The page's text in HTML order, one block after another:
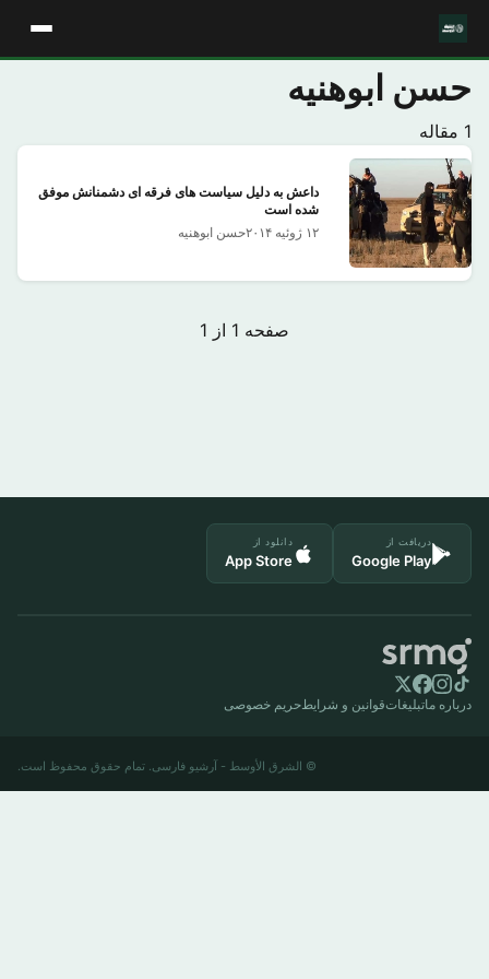
حسن ابوهنیه
1 مقاله
داعش به دلیل سیاست های فرقه ای دشمنانش موفق
شده است
حسن ابوهنیه ۱۲ ژوئیه ۲۰۱۴
صفحه 1 از 1
دریافت از
Google Play
دانلود از
App Store
درباره ماتبلیغاتقوانین و شرایط حریم خصوصی
© الشرق الأوسط - آرشیو فارسی. تمام حقوق محفوظ است.